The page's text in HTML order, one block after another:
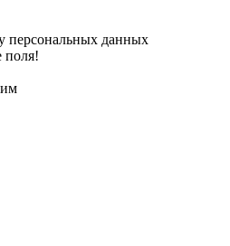
персональных данных
поля!